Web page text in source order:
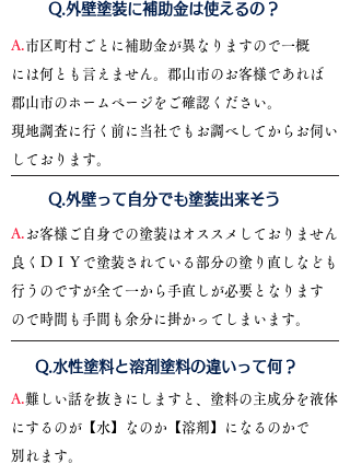
​Q.外壁塗装に補助金は使えるの？
A.市区町村ごとに補助金が異なりますので一概
には何とも言えません。郡山市のお客様であれば
郡山市のホームページをご確認ください。
現地調査に行く前に当社でもお調べしてからお伺い
しております。
​Q.外壁って自分でも塗装出来そう
A. お客様ご自身での塗装はオススメしておりません
良くＤＩＹで塗装されている部分の塗り直しなども
行うのですが全て一から手直しが必要となります
ので時間も手間も余分に掛かってしまいます。
​Q.水性塗料と溶剤塗料の違いって何？
A.難しい話を抜きにしますと、塗料の主成分を液体
にするのが【水】なのか【溶剤】になるのかで
別れます。